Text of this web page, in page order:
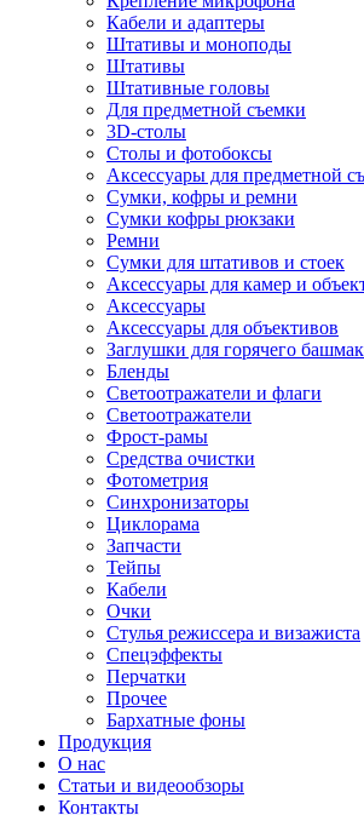
Кабели и адаптеры
Штативы и моноподы
Штативы
Штативные головы
Для предметной съемки
3D-столы
Столы и фотобоксы
Аксессуары для предметной
Сумки, кофры и ремни
Сумки кофры рюкзаки
Ремни
Сумки для штативов и стоек
Аксессуары для камер и
Аксессуары
Аксессуары для объективов
Заглушки для горячего
Бленды
Светоотражатели и флаги
Светоотражатели
Фрост-рамы
Средства очистки
Фотометрия
Синхронизаторы
Циклорама
Запчасти
Тейпы
Кабели
Очки
Стулья режиссера и визажиста
Спецэффекты
Перчатки
Прочее
Бархатные фоны
Продукция
О нас
Статьи и видеообзоры
Контакты